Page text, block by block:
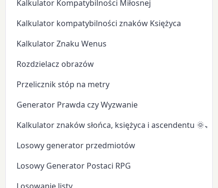
Kalkulator Kompatybilności Miłosnej
Kalkulator kompatybilności znaków Księżyca
Kalkulator Znaku Wenus
Rozdzielacz obrazów
Przelicznik stóp na metry
Generator Prawda czy Wyzwanie
Kalkulator znaków słońca, księżyca i ascendentu
Losowy generator przedmiotów
Losowy Generator Postaci RPG